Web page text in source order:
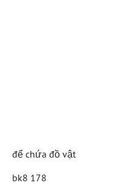
để chứa đồ vật
bk8 178